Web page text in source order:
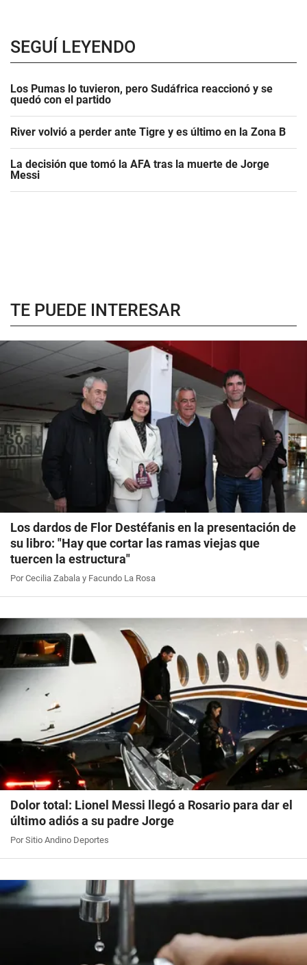
SEGUÍ LEYENDO
Los Pumas lo tuvieron, pero Sudáfrica reaccionó y se
quedó con el partido
River volvió a perder ante Tigre y es último en la Zona B
La decisión que tomó la AFA tras la muerte de Jorge
Messi
TE PUEDE INTERESAR
Los dardos de Flor Destéfanis en la presentación de
su libro: "Hay que cortar las ramas viejas que
tuercen la estructura"
Por Cecilia Zabala y Facundo La Rosa
Dolor total: Lionel Messi llegó a Rosario para dar el
último adiós a su padre Jorge
Por Sitio Andino Deportes